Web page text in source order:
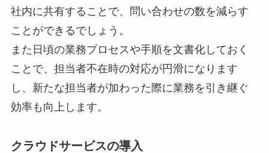
社内に共有することで、問い合わせの数を減らす
ことができるでしょう。
また日頃の業務プロセスや手順を文書化しておく
ことで、担当者不在時の対応が円滑になります
し、新たな担当者が加わった際に業務を引き継ぐ
効率も向上します。
クラウドサービスの導入